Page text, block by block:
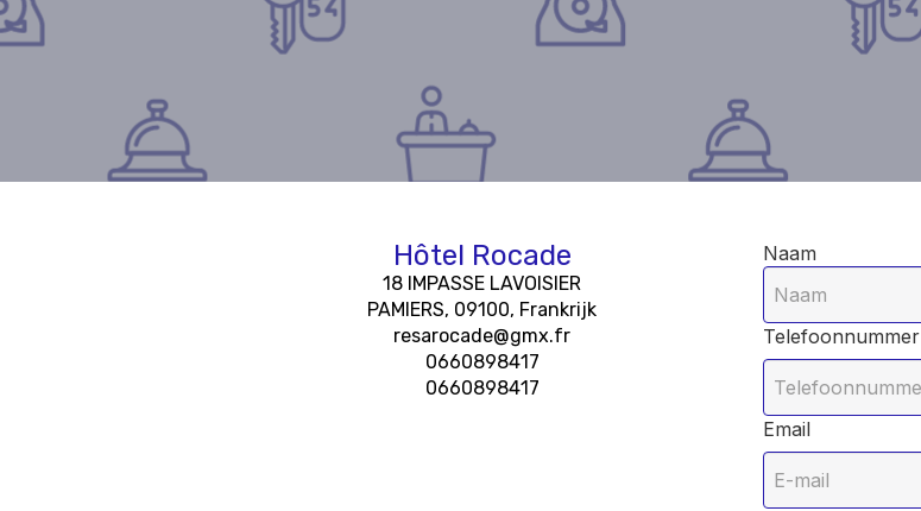
Hôtel Rocade
18 IMPASSE LAVOISIER
PAMIERS, 09100, Frankrijk
resarocade@gmx.fr
0660898417
0660898417
Naam
Telefoonnummer
Email